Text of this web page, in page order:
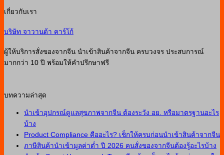
เกี่ยวกับเรา
บริษัท จาวานด้า คาร์โก้
ผู้ให้บริการสั่งของจากจีน นำเข้าสินค้าจากจีน ครบวงจร ประสบการณ์
มากกว่า 10 ปี พร้อมให้คำปรึกษาฟรี
บทความล่าสุด
นำเข้าอุปกรณ์ดูแลสุขภาพจากจีน ต้องระวัง อย. หรือมาตรฐานอะไร
บ้าง
Product Compliance คืออะไร? เช็กให้ครบก่อนนำเข้าสินค้าจากจีน
ภาษีสินค้านำเข้ามูลค่าต่ำ ปี 2026 คนสั่งของจากจีนต้องรู้อะไรบ้าง